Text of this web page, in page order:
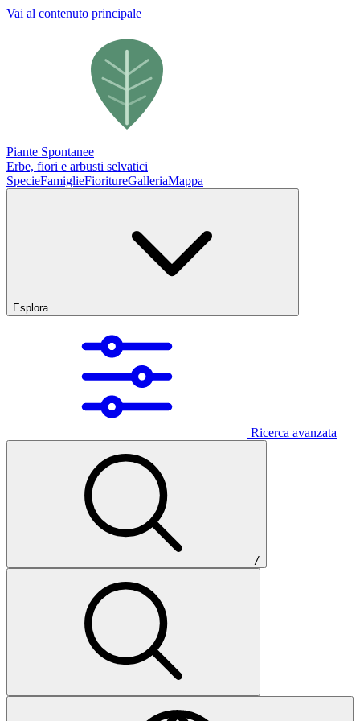
Vai al contenuto principale
Piante Spontanee
Erbe, fiori e arbusti selvatici
SpecieFamiglieFioritureGalleriaMappa
Esplora
Ricerca avanzata
/